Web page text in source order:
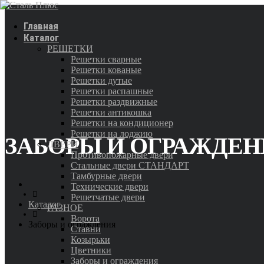
Главная
Каталог
РЕШЕТКИ
Решетки сварные
Решетки кованые
Решетки дутые
Решетки распашные
Решетки раздвижные
Решетки антикошка
Решетки на кондиционер
Решетки на лоджию
ДВЕРИ
Противопожарные двери
Стальные двери СТАНДАРТ
Тамбурные двери
Технические двери
Решетчатые двери
РАЗНОЕ
Ворота
Ставни
Козырьки
Цветники
Заборы и ограждения
ЗАБОРЫ И
Каталог
Заборы и ограждения